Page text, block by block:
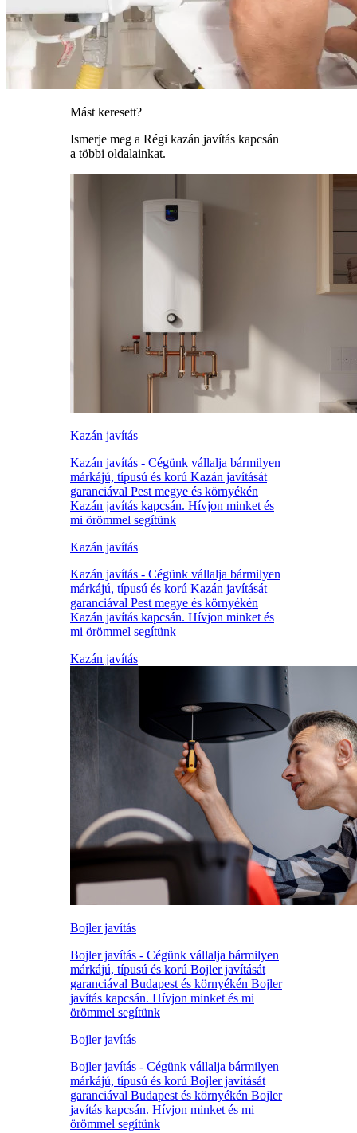
Mást keresett?
Ismerje meg a Régi kazán javítás kapcsán
a többi oldalainkat.
Kazán javítás
Kazán javítás - Cégünk vállalja bármilyen
márkájú, típusú és korú Kazán javítását
garanciával Pest megye és környékén
Kazán javítás kapcsán. Hívjon minket és
mi örömmel segítünk
Kazán javítás
Kazán javítás - Cégünk vállalja bármilyen
márkájú, típusú és korú Kazán javítását
garanciával Pest megye és környékén
Kazán javítás kapcsán. Hívjon minket és
mi örömmel segítünk
Kazán javítás
Bojler javítás
Bojler javítás - Cégünk vállalja bármilyen
márkájú, típusú és korú Bojler javítását
garanciával Budapest és környékén Bojler
javítás kapcsán. Hívjon minket és mi
örömmel segítünk
Bojler javítás
Bojler javítás - Cégünk vállalja bármilyen
márkájú, típusú és korú Bojler javítását
garanciával Budapest és környékén Bojler
javítás kapcsán. Hívjon minket és mi
örömmel segítünk